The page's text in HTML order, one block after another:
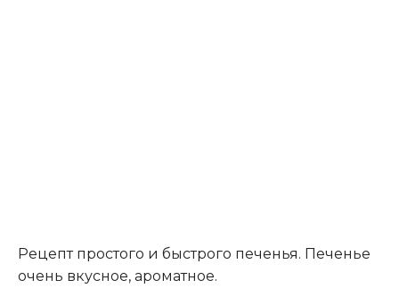
Рецепт простого и быстрого печенья. Печенье
очень вкусное, ароматное.